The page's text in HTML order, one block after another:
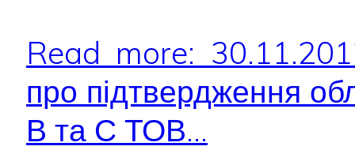
Read more:
про підтвердження
В та С ТОВ...